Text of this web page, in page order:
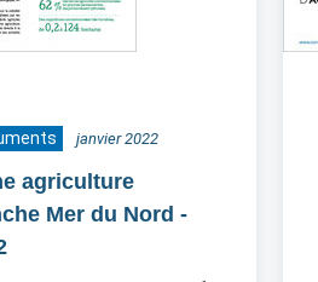
janvier 2022
agriculture
Mer du Nord -